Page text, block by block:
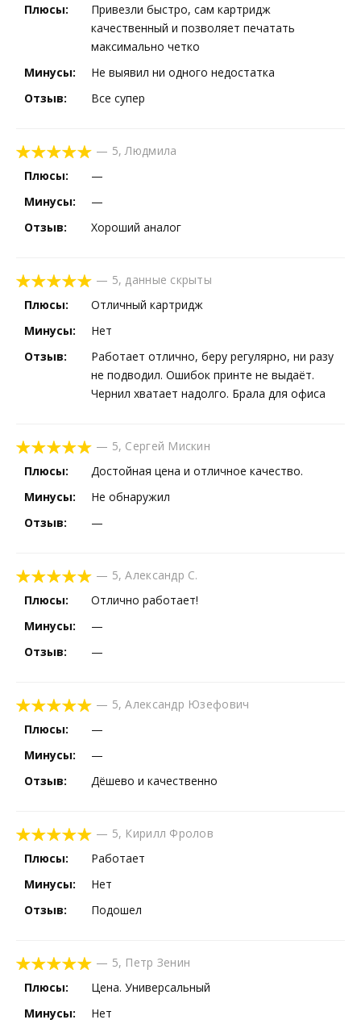
Плюсы:
Привезли быстро, сам картридж
качественный и позволяет печатать
максимально четко
Минусы:
Не выявил ни одного недостатка
Отзыв:
Все супер
— 5, Людмила
Плюсы:
—
Минусы:
—
Отзыв:
Хороший аналог
— 5, данные скрыты
Плюсы:
Отличный картридж
Минусы:
Нет
Отзыв:
Работает отлично, беру регулярно, ни разу
не подводил. Ошибок принте не выдаёт.
Чернил хватает надолго. Брала для офиса
— 5, Сергей Мискин
Плюсы:
Достойная цена и отличное качество.
Минусы:
Не обнаружил
Отзыв:
—
— 5,Александр С.
Плюсы:
Отлично работает!
Минусы:
—
Отзыв:
—
— 5,Александр Юзефович
Плюсы:
—
Минусы:
—
Отзыв:
Дёшево и качественно
— 5, Кирилл Фролов
Плюсы:
Работает
Минусы:
Нет
Отзыв:
Подошел
— 5, Петр Зенин
Плюсы:
Цена. Универсальный
Минусы:
Нет